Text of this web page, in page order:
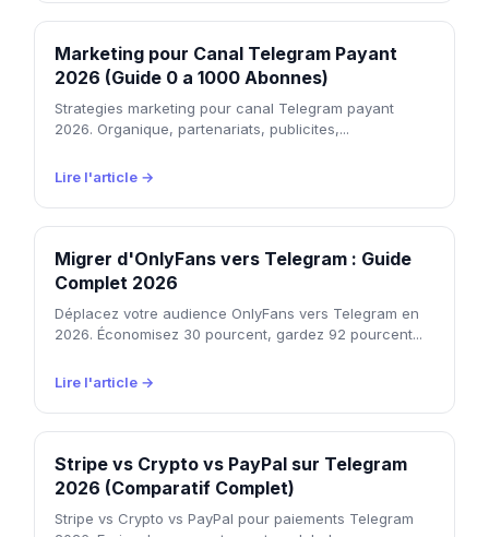
Marketing pour Canal Telegram Payant
2026 (Guide 0 a 1000 Abonnes)
Strategies marketing pour canal Telegram payant
2026. Organique, partenariats, publicites,...
Lire l'article →
Migrer d'OnlyFans vers Telegram : Guide
Complet 2026
Déplacez votre audience OnlyFans vers Telegram en
2026. Économisez 30 pourcent, gardez 92 pourcent...
Lire l'article →
Stripe vs Crypto vs PayPal sur Telegram
2026 (Comparatif Complet)
Stripe vs Crypto vs PayPal pour paiements Telegram